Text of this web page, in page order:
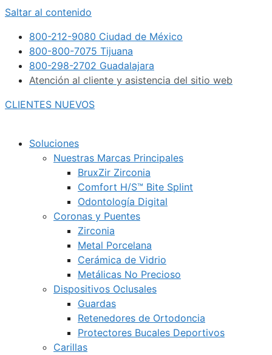
Saltar al contenido
800-212-9080 Ciudad de México
800-800-7075 Tijuana
800-298-2702 Guadalajara
Atención al cliente y asistencia del sitio web
CLIENTES NUEVOS
Soluciones
Nuestras Marcas Principales
BruxZir Zirconia
Comfort H/S™ Bite Splint
Odontología Digital
Coronas y Puentes
Zirconia
Metal Porcelana
Cerámica de Vidrio
Metálicas No Precioso
Dispositivos Oclusales
Guardas
Retenedores de Ortodoncia
Protectores Bucales Deportivos
Carillas